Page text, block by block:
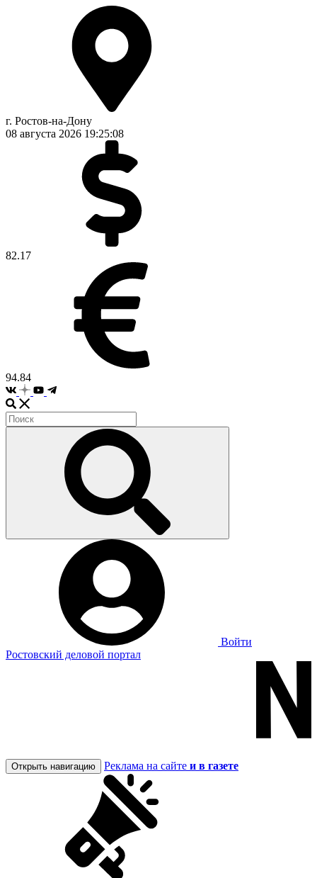
г. Ростов-на-Дону
08 августа 2026 19:25:08
82.17
94.84
Войти
Ростовский деловой портал
Открыть навигацию Реклама на сайте и в газете